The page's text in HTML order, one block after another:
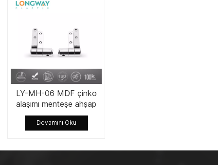
LY-MH-06 MDF çinko
alaşımı menteşe ahşap
klozet metal klozet
menteşesi yedek
Devamını Oku